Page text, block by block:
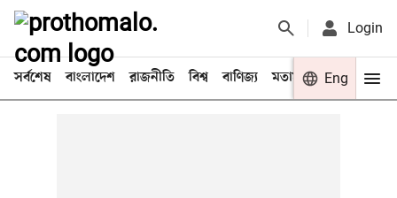
Login
সর্বশেষ বাংলাদেশ রাজনীতি বিশ্ব বাণিজ্য মতামত খেলা
Eng